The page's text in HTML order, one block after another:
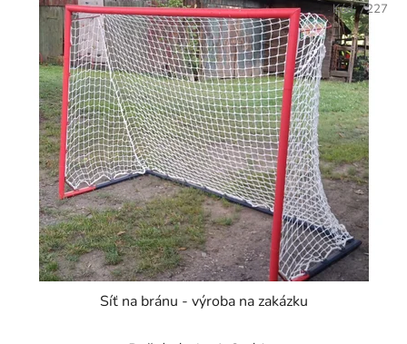
Síť na bránu - výroba na zakázku
Kód:7227